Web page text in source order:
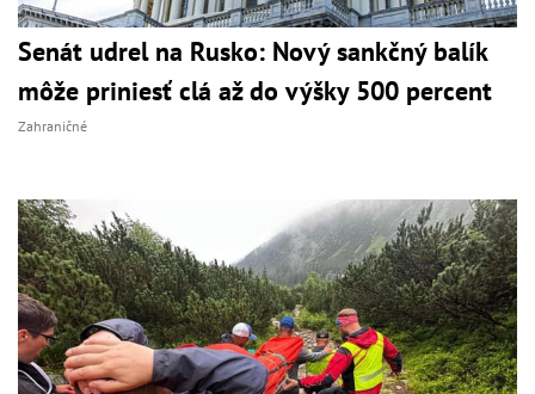
Senát udrel na Rusko: Nový sankčný balík
môže priniesť clá až do výšky 500 percent
Zahraničné